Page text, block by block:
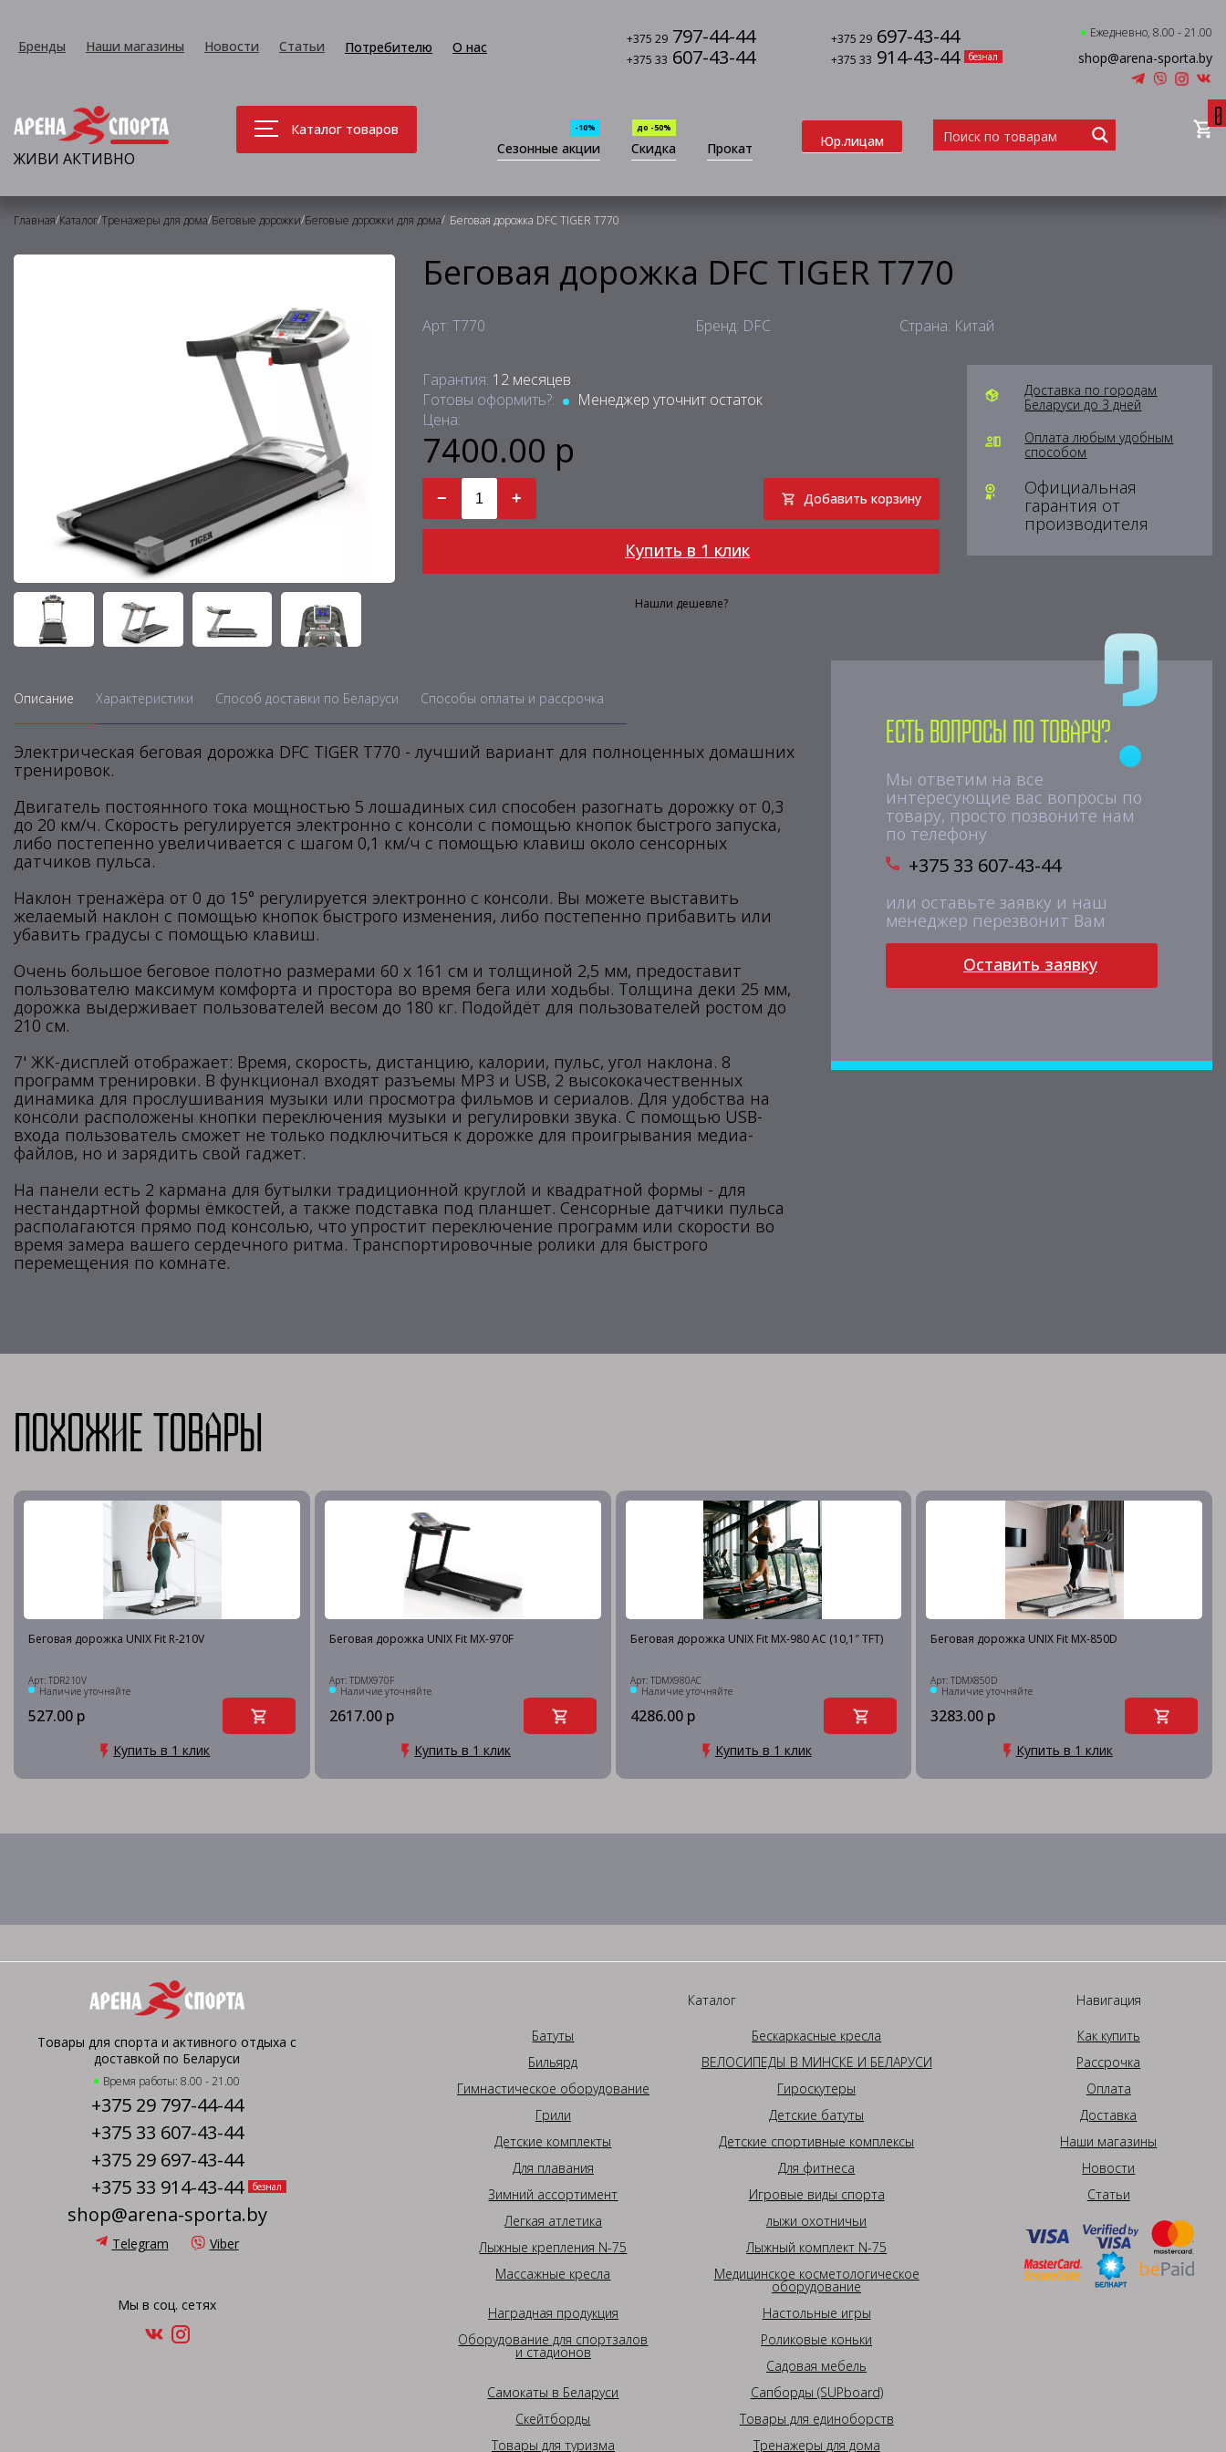
Бренды Наши магазины Новости Статьи Потребителю О нас +375 29 797-44-44 +375 29 697-43-44
+375 33 607-43-44 +375 33 914-43-44 безнал
Ежедневно, 8.00 - 21.00
shop@arena-sporta.by
ЖИВИ АКТИВНО
Каталог товаров
Сезонные акции
-10%
Скидка
до -50%
Прокат Юр.лицам
0
Главная/Каталог/Тренажеры для дома/Беговые дорожки/Беговые дорожки для дома/ Беговая дорожка DFC TIGER T770
Беговая дорожка DFC TIGER T770
Арт: T770 Бренд: DFC Страна: Китай
Гарантия: 12 месяцев
Готовы оформить?:
Менеджер уточнит остаток
Цена:
7400.00 р
− + Добавить корзину
Купить в 1 клик
Нашли дешевле?
Доставка по городам
Беларуси до 3 дней
Оплата любым удобным
способом
Официальная
гарантия от
производителя
Описание Характеристики Способ доставки по Беларуси Способы оплаты и рассрочка
Электрическая беговая дорожка DFC TIGER T770 - лучший вариант для полноценных домашних
тренировок.
Двигатель постоянного тока мощностью 5 лошадиных сил способен разогнать дорожку от 0,3
до 20 км/ч. Скорость регулируется электронно с консоли с помощью кнопок быстрого запуска,
либо постепенно увеличивается с шагом 0,1 км/ч с помощью клавиш около сенсорных
датчиков пульса.
Наклон тренажёра от 0 до 15° регулируется электронно с консоли. Вы можете выставить
желаемый наклон с помощью кнопок быстрого изменения, либо постепенно прибавить или
убавить градусы с помощью клавиш.
Очень большое беговое полотно размерами 60 х 161 см и толщиной 2,5 мм, предоставит
пользователю максимум комфорта и простора во время бега или ходьбы. Толщина деки 25 мм,
дорожка выдерживает пользователей весом до 180 кг. Подойдёт для пользователей ростом до
210 см.
7' ЖК-дисплей отображает: Время, скорость, дистанцию, калории, пульс, угол наклона. 8
программ тренировки. В функционал входят разъемы MP3 и USB, 2 высококачественных
динамика для прослушивания музыки или просмотра фильмов и сериалов. Для удобства на
консоли расположены кнопки переключения музыки и регулировки звука. С помощью USB-
входа пользователь сможет не только подключиться к дорожке для проигрывания медиа-
файлов, но и зарядить свой гаджет.
На панели есть 2 кармана для бутылки традиционной круглой и квадратной формы - для
нестандартной формы ёмкостей, а также подставка под планшет. Сенсорные датчики пульса
располагаются прямо под консолью, что упростит переключение программ или скорости во
время замера вашего сердечного ритма. Транспортировочные ролики для быстрого
перемещения по комнате.
Есть вопросы по товару?
Мы ответим на все
интересующие вас вопросы по
товару, просто позвоните нам
по телефону
+375 33 607-43-44
или оставьте заявку и наш
менеджер перезвонит Вам
Оставить заявку
Похожие товары
Беговая дорожка UNIX Fit R-210V
Арт: TDR210V
Наличие уточняйте
527.00 р
Купить в 1 клик
Беговая дорожка UNIX Fit MX-970F
Арт: TDMX970F
Наличие уточняйте
2617.00 р
Купить в 1 клик
Беговая дорожка UNIX Fit MX-980 AC (10,1″ TFT)
Арт: TDMX980AC
Наличие уточняйте
4286.00 р
Купить в 1 клик
Беговая дорожка UNIX Fit MX-850D
Арт: TDMX850D
Наличие уточняйте
3283.00 р
Купить в 1 клик
Товары для спорта и активного отдыха с
доставкой по Беларуси
Время работы: 8.00 - 21.00
+375 29 797-44-44
+375 33 607-43-44
+375 29 697-43-44
+375 33 914-43-44
безнал
shop@arena-sporta.by
Telegram Viber
Мы в соц. сетях
Каталог
Батуты
Бескаркасные кресла
Бильярд
ВЕЛОСИПЕДЫ В МИНСКЕ И БЕЛАРУСИ
Гимнастическое оборудование
Гироскутеры
Грили
Детские батуты
Детские комплекты
Детские спортивные комплексы
Для плавания
Для фитнеса
Зимний ассортимент
Игровые виды спорта
Легкая атлетика
лыжи охотничьи
Лыжные крепления N-75
Лыжный комплект N-75
Массажные кресла
Медицинское косметологическое
оборудование
Наградная продукция
Настольные игры
Оборудование для спортзалов
и стадионов
Роликовые коньки
Садовая мебель
Самокаты в Беларуси
Сапборды (SUPboard)
Скейтборды
Товары для единоборств
Товары для туризма
Тренажеры для дома
Навигация
Как купить
Рассрочка
Оплата
Доставка
Наши магазины
Новости
Статьи